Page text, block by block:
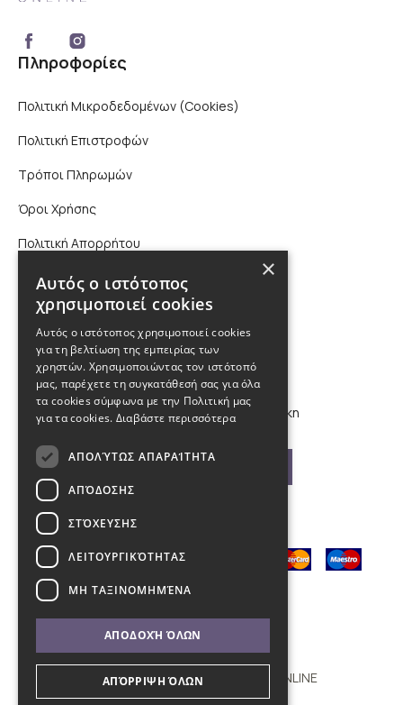
Πληροφορίες
Πολιτική Μικροδεδομένων (Cookies)
Πολιτική Επιστροφών
Τρόποι Πληρωμών
Όροι Χρήσης
Πολιτική Απορρήτου
Επικοινωνία
info@kybosonline.gr
Εθνικής Αμύνης 44, 54621, Θεσσαλονίκη
Copyright © 2011 - 2026 KYBOS ONLINE
×
Αυτός ο ιστότοπος
χρησιμοποιεί cookies
Αυτός ο ιστότοπος χρησιμοποιεί cookies
για τη βελτίωση της εμπειρίας των
χρηστών. Χρησιμοποιώντας τον ιστότοπό
μας, παρέχετε τη συγκατάθεσή σας για όλα
τα cookies σύμφωνα με την Πολιτική μας
για τα cookies. Διαβάστε περισσότερα
ΑΠΟΛΎΤΩΣ ΑΠΑΡΑΊΤΗΤΑ
ΑΠΌΔΟΣΗΣ
ΣΤΌΧΕΥΣΗΣ
ΛΕΙΤΟΥΡΓΙΚΌΤΗΤΑΣ
ΜΗ ΤΑΞΙΝΟΜΗΜΈΝΑ
ΑΠΟΔΟΧΉ ΌΛΩΝ
ΑΠΌΡΡΙΨΗ ΌΛΩΝ